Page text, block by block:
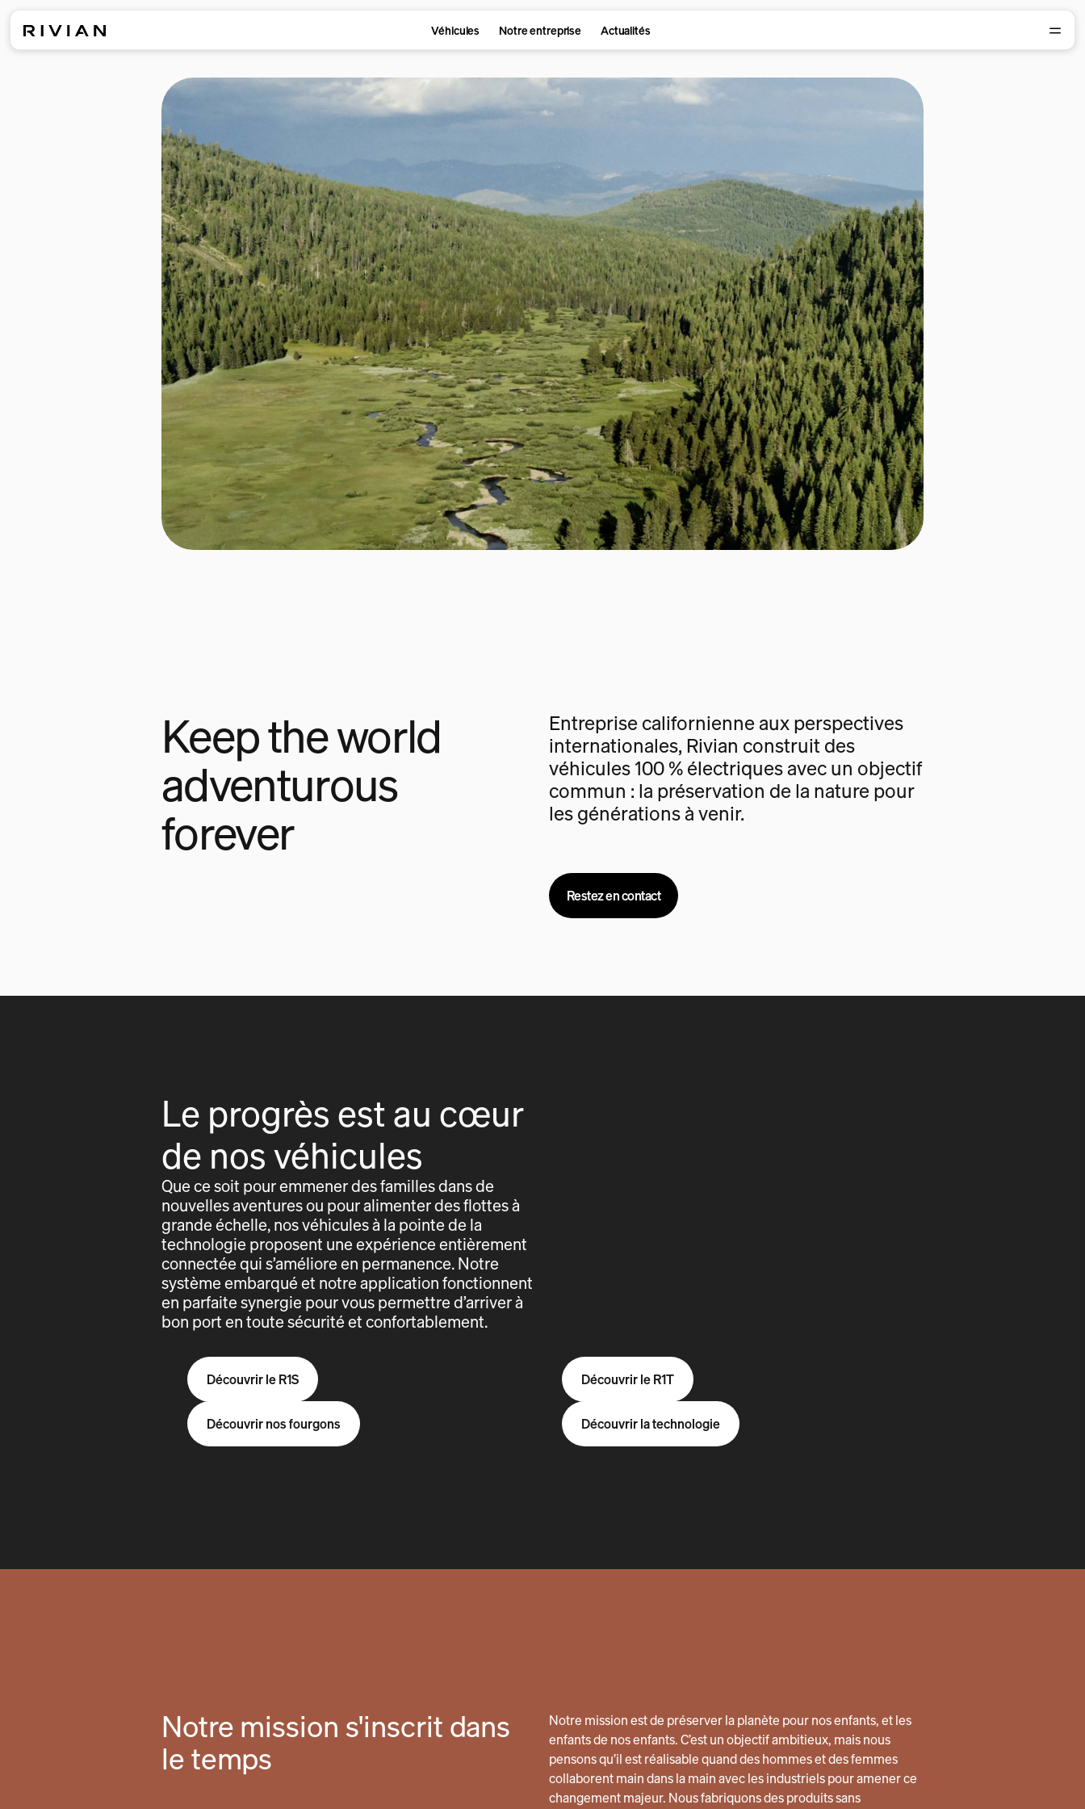
Véhicules Notre entreprise Actualités
Keep the world
adventurous
forever
Entreprise californienne aux perspectives
internationales, Rivian construit des
véhicules 100 % électriques avec un objectif
commun : la préservation de la nature pour
les générations à venir.
Restez en contact
Le progrès est au cœur
de nos véhicules
Que ce soit pour emmener des familles dans de
nouvelles aventures ou pour alimenter des flottes à
grande échelle, nos véhicules à la pointe de la
technologie proposent une expérience entièrement
connectée qui s’améliore en permanence. Notre
système embarqué et notre application fonctionnent
en parfaite synergie pour vous permettre d’arriver à
bon port en toute sécurité et confortablement.
Découvrir le R1S Découvrir le R1T
Découvrir nos fourgons Découvrir la technologie
Notre mission s'inscrit dans
le temps
Notre mission est de préserver la planète pour nos enfants, et les
enfants de nos enfants. C’est un objectif ambitieux, mais nous
pensons qu’il est réalisable quand des hommes et des femmes
collaborent main dans la main avec les industriels pour amener ce
changement majeur. Nous fabriquons des produits sans